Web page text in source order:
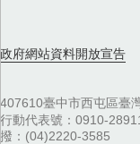
政府網站資料開放宣告
407610臺中市西屯區臺
行動代表號：0910-
撥：(04)2220-3585